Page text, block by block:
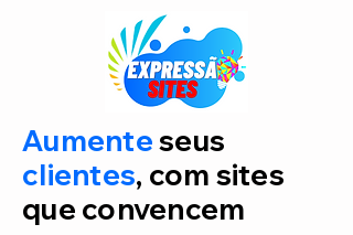
Aumenteseus
clientes, com sites
que convencem